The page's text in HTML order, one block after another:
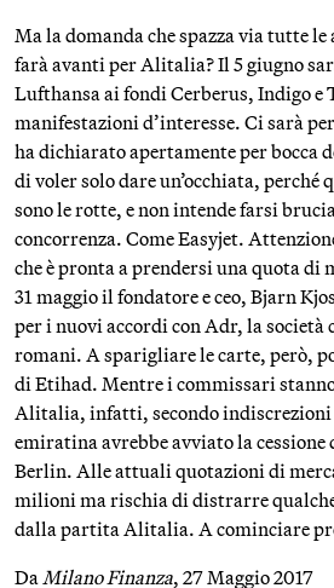
Ma la domanda che spazza via tutte
farà avanti per Alitalia? Il 5 giugno
Lufthansa ai fondi Cerberus, Indigo e
manifestazioni d’interesse. Ci sarà
ha dichiarato apertamente per bocca
di voler solo dare un’occhiata, perché
sono le rotte, e non intende farsi
concorrenza. Come Easyjet.
che è pronta a prendersi una quota di
31 maggio il fondatore e ceo, Bjarn
per i nuovi accordi con Adr, la società
romani. A sparigliare le carte, però,
di Etihad. Mentre i commissari
Alitalia, infatti, secondo indiscrezioni
emiratina avrebbe avviato la cessione
Berlin. Alle attuali quotazioni di
milioni ma rischia di distrarre
dalla partita Alitalia. A cominciare
DaMilano Finanza, 27 Maggio 2017